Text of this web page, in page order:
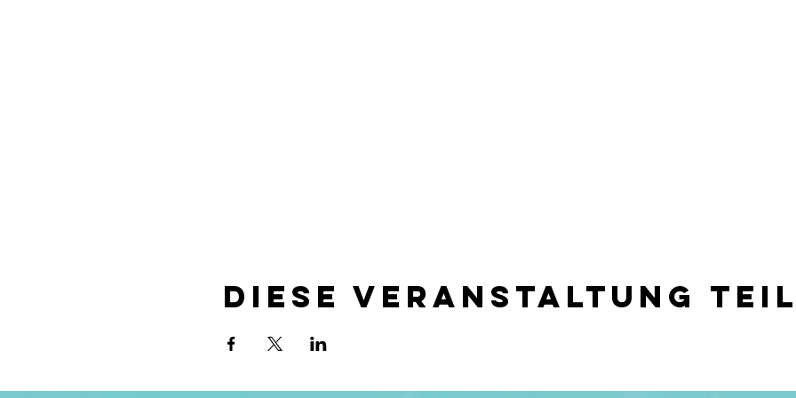
Diese Veranstaltung